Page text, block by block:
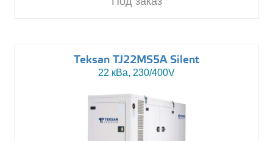
Teksan TJ22MS5A Silent
22 кВа, 230/400V